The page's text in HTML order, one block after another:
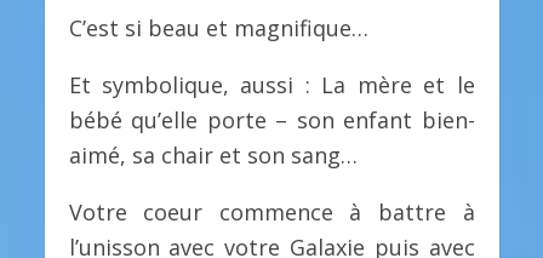
C’est si beau et magnifique…
Et symbolique, aussi : La mère et le
bébé qu’elle porte – son enfant bien-
aimé, sa chair et son sang…
Votre coeur commence à battre à
l’unisson avec votre Galaxie puis avec